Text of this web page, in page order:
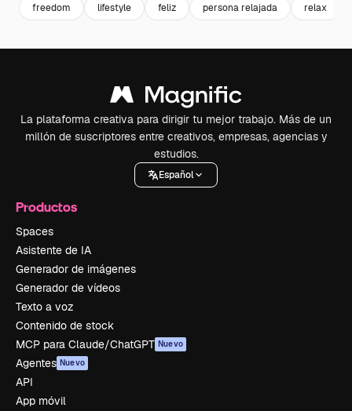
freedom lifestyle feliz persona relajada relax
La plataforma creativa para dirigir tu mejor trabajo. Más de un
millón de suscriptores entre creativos, empresas, agencias y
estudios.
Español
Productos
Spaces
Asistente de IA
Generador de imágenes
Generador de vídeos
Texto a voz
Contenido de stock
MCP para Claude/ChatGPT Nuevo
Agentes Nuevo
API
App móvil